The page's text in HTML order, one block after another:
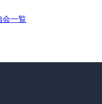
会一覧